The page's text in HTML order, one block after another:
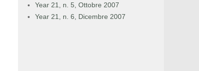
Year 21, n. 5, Ottobre 2007
Year 21, n. 6, Dicembre 2007